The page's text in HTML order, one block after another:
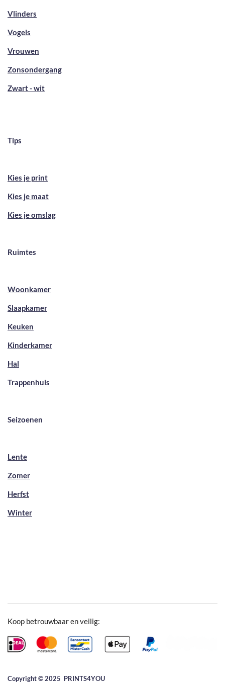
Vlinders
Vogels
Vrouwen
Zonsondergang
Zwart - wit
Tips
Kies je print
Kies je maat
Kies je omslag
Ruimtes
Woonkamer
Slaapkamer
Keuken
Kinderkamer
Hal
Trappenhuis
Seizoenen
Lente
Zomer
Herfst
Winter
Koop betrouwbaar en veilig:
Copyright © 2025 ​PRINTS4YOU